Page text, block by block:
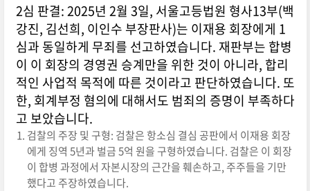
2심 판결: 2025년 2월 3일, 서울고등법원 형사13부(백
강진, 김선희, 이인수 부장판사)는 이재용 회장에게 1
심과 동일하게 무죄를 선고하였습니다. 재판부는 합병
이 이 회장의 경영권 승계만을 위한 것이 아니라, 합리
적인 사업적 목적에 따른 것이라고 판단하였습니다. 또
한, 회계부정 혐의에 대해서도 범죄의 증명이 부족하다
고 보았습니다.
검찰의 주장 및 구형: 검찰은 항소심 결심 공판에서 이재용 회장
에게 징역 5년과 벌금 5억 원을 구형하였습니다. 검찰은 이 회장
이 합병 과정에서 자본시장의 근간을 훼손하고, 주주들을 기만
했다고 주장하였습니다.